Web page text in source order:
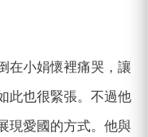
在小娟懷裡痛哭，讓
此也很緊張。不過他
現愛國的方式。他與